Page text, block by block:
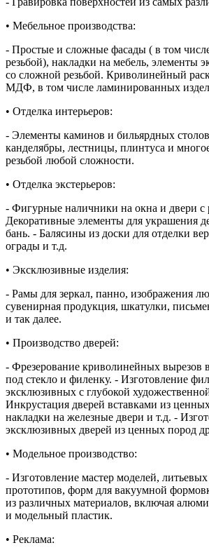
• Мебельное производства:
- Простые и сложные фасады ( в том
резьбой), накладки на мебель, элементы
со сложной резьбой. Криволинейный
МДФ, в том числе ламинированных
• Отделка интерьеров:
- Элементы каминов и бильярдных
канделябры, лестницы, плинтуса и
резьбой любой сложности.
• Отделка экстерьеров:
- Фигурные наличники на окна и двери с
Декоративные элементы для украшения
бань. - Балясины из доски для отделки
ограды и т.д.
• Эксклюзивные изделия:
- Рамы для зеркал, панно, изображения
сувенирная продукция, шкатулки,
и так далее.
• Производство дверей:
- Фрезерование криволинейных вырезов
под стекло и филенку. - Изготовление
эксклюзивных с глубокой
Инкрустация дверей вставками из
накладки на железные двери и т.д. -
эксклюзивных дверей из ценных пород
• Модельное производство:
- Изготовление мастер моделей,
прототипов, форм для вакуумной
из различных материалов, включая
и модельный пластик.
• Реклама: